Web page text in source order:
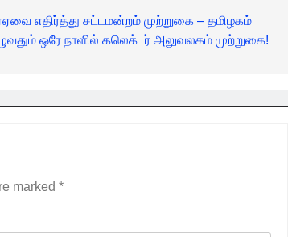
எதிர்த்து சட்டமன்றம் முற்றுகை – தமிழகம்
ஒரே நாளில் கலெக்டர் அலுவலகம் முற்றுகை!
marked *